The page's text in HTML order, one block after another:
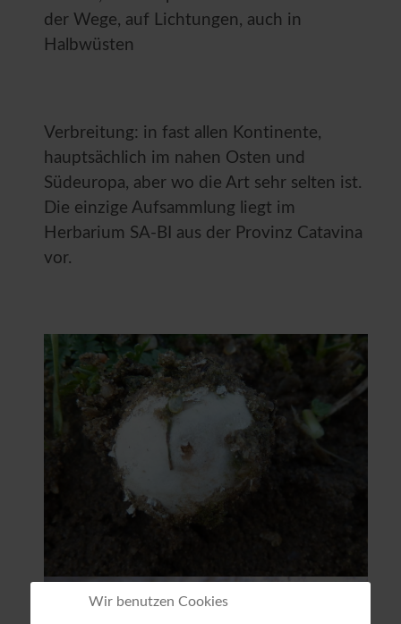
der Wege, auf Lichtungen, auch in
Halbwüsten
Verbreitung: in fast allen Kontinente,
hauptsächlich im nahen Osten und
Südeuropa, aber wo die Art sehr selten ist.
Die einzige Aufsammlung liegt im
Herbarium SA-BI aus der Provinz Catavina
vor.
Wir benutzen Cookies